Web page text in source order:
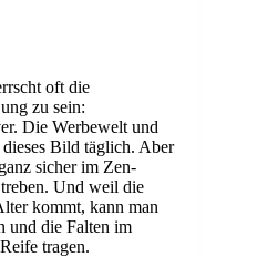
oft die
zu sein:
Die Werbewelt und
Bild täglich. Aber
sicher im Zen-
Und weil die
kommt, kann man
und die Falten im
tragen.